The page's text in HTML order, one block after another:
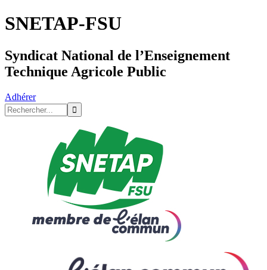
SNETAP-FSU
Syndicat National de l’Enseignement
Technique Agricole Public
Adhérer